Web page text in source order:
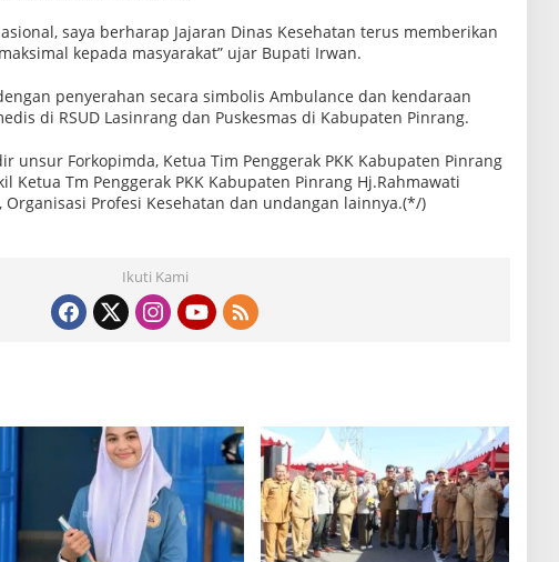
saya berharap Jajaran Dinas Kesehatan terus memberikan
kepada masyarakat” ujar Bupati Irwan.
penyerahan secara simbolis Ambulance dan kendaraan
di RSUD Lasinrang dan Puskesmas di Kabupaten Pinrang.
unsur Forkopimda, Ketua Tim Penggerak PKK Kabupaten Pinrang
Ketua Tm Penggerak PKK Kabupaten Pinrang Hj.Rahmawati
Organisasi Profesi Kesehatan dan undangan lainnya.(*/)
Ikuti Kami